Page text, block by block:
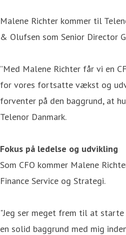
Malene Richter kommer til
& Olufsen som Senior Director
”Med Malene Richter får vi en
for vores fortsatte vækst og
forventer på den baggrund, at
Telenor Danmark.
Fokus på ledelse og udvikling
Som CFO kommer Malene
Finance Service og Strategi.
"Jeg ser meget frem til at
en solid baggrund med mig